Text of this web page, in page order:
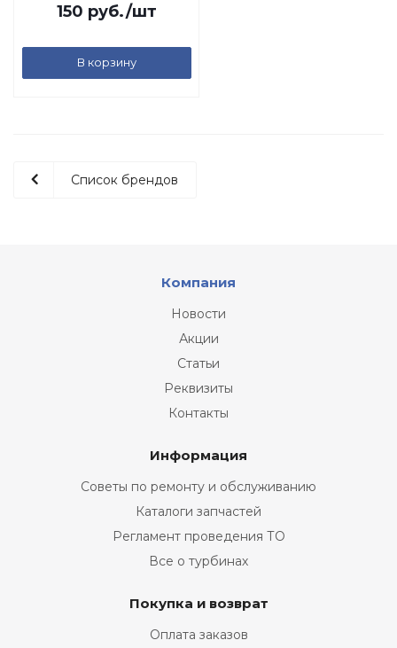
150 руб./шт
В корзину
Список брендов
Компания
Новости
Акции
Статьи
Реквизиты
Контакты
Информация
Советы по ремонту и обслуживанию
Каталоги запчастей
Регламент проведения ТО
Все о турбинах
Покупка и возврат
Оплата заказов